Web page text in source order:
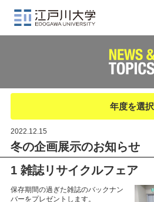
年度を選択
2022.12.15
冬の企画展示のお知らせ
1 雑誌リサイクルフェア
保存期間の過ぎた雑誌のバックナン
バーをプレゼントします。